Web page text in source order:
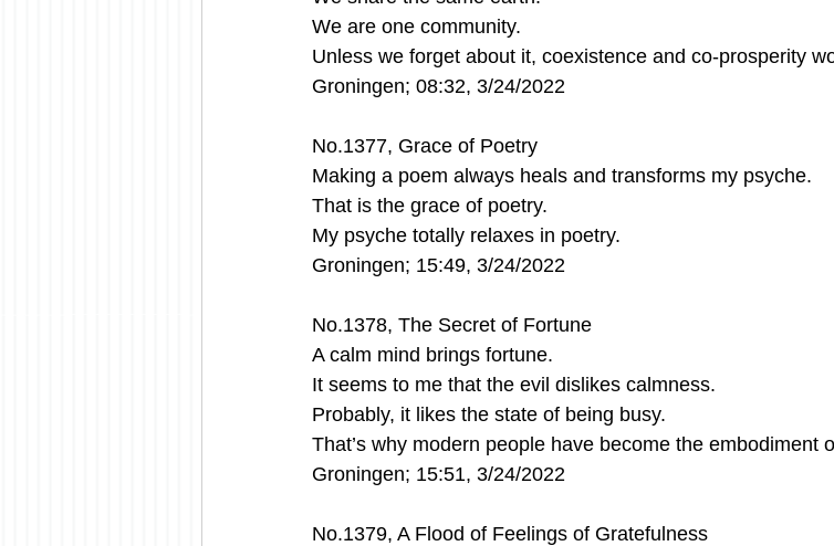
We are one community.
Unless we forget about it, coexistence and co‐prosperity
Groningen; 08:32, 3/24/2022
No.1377, Grace of Poetry
Making a poem always heals and transforms my psyche.
That is the grace of poetry.
My psyche totally relaxes in poetry.
Groningen; 15:49, 3/24/2022
No.1378, The Secret of Fortune
A calm mind brings fortune.
It seems to me that the evil dislikes calmness.
Probably, it likes the state of being busy.
That’s why modern people have become the embodiment
Groningen; 15:51, 3/24/2022
No.1379, A Flood of Feelings of Gratefulness